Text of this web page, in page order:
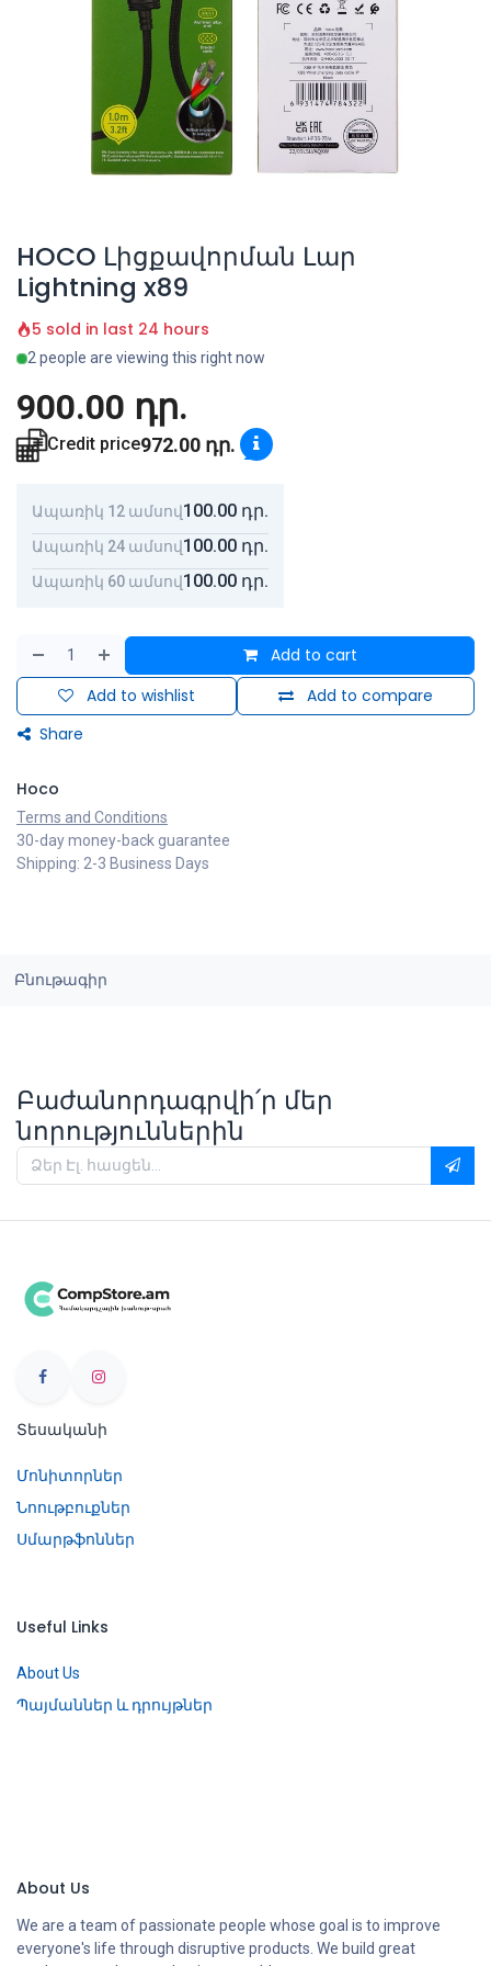
HOCO Լիցքավորման Լար
Lightning x89
5 sold in last 24 hours
2 people are viewing this right now
900.00 դր.
Credit price972.00 դր.
Ապառիկ 12 ամսով100.00 դր.
Ապառիկ 24 ամսով100.00 դր.
Ապառիկ 60 ամսով100.00 դր.
Add to cart
Add to compare
Add to wishlist
Share
Hoco
Terms and Conditions
30-day money-back guarantee
Shipping: 2-3 Business Days
Բնութագիր
Բաժանորդագրվի՛ր մեր
նորություններին
Տեսականի
Մոնիտորներ
Նոութբուքներ
Սմարթֆոններ
Useful Links
About Us
Պայմաններ և դրույթներ
About Us
We are a team of passionate people whose goal is to improve
everyone's life through disruptive products. We build great